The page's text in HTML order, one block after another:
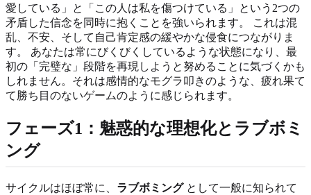
愛している」と「この人は私を傷つけている」という2つの
矛盾した信念を同時に抱くことを強いられます。 これは混
乱、不安、そして自己肯定感の緩やかな侵食につながりま
す。 あなたは常にびくびくしているような状態になり、最
初の「完璧な」段階を再現しようと努めることに気づくかも
しれません。それは感情的なモグラ叩きのような、疲れ果て
て勝ち目のないゲームのように感じられます。
フェーズ1：魅惑的な理想化とラブボミ
ング
サイクルはほぼ常に、 ラブボミングとして一般に知られて